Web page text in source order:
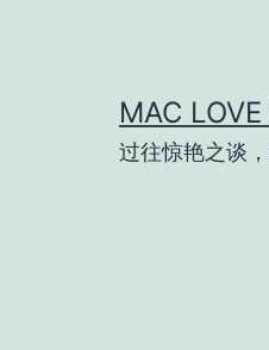
MAC
过往惊艳之谈